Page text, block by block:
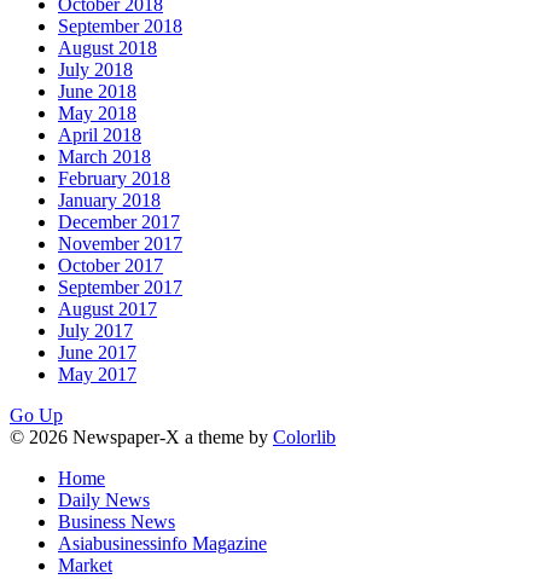
October 2018
September 2018
August 2018
July 2018
June 2018
May 2018
April 2018
March 2018
February 2018
January 2018
December 2017
November 2017
October 2017
September 2017
August 2017
July 2017
June 2017
May 2017
Go Up
© 2026 Newspaper-X a theme by Colorlib
Home
Daily News
Business News
Asiabusinessinfo Magazine
Market